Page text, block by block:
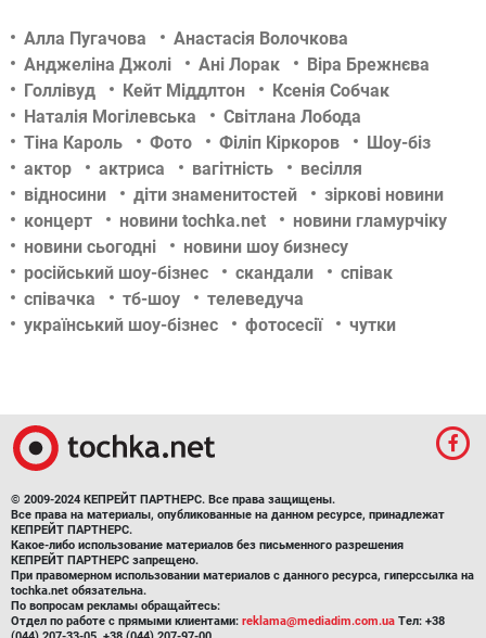
Алла Пугачова
Анастасія Волочкова
Анджеліна Джолі
Ані Лорак
Віра Брежнєва
Голлівуд
Кейт Міддлтон
Ксенія Собчак
Наталія Могілевська
Світлана Лобода
Тіна Кароль
Фото Філіп Кіркоров
Шоу-біз
актор
актриса вагітність
весілля
відносини
діти знаменитостей
зіркові новини
концерт
новини tochka.net
новини гламурчіку
новини сьогодні
новини шоу бизнесу
російський шоу-бізнес
скандали
співак
співачка
тб-шоу
телеведуча
український шоу-бізнес
фотосесії чутки
© 2009-2024 КЕПРЕЙТ ПАРТНЕРС. Все права защищены.
Все права на материалы, опубликованные на данном ресурсе, принадлежат
КЕПРЕЙТ ПАРТНЕРС.
Какое-либо использование материалов без письменного разрешения
КЕПРЕЙТ ПАРТНЕРС запрещено.
При правомерном использовании материалов с данного ресурса, гиперссылка на
tochka.net обязательна.
По вопросам рекламы обращайтесь:
Отдел по работе с прямыми клиентами: reklama@mediadim.com.ua Тел: +38